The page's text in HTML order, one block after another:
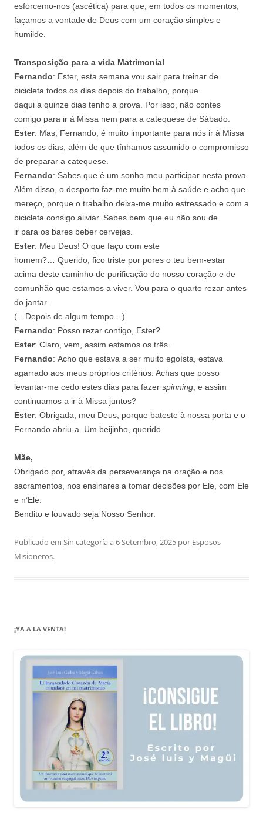
esforcemo-nos (ascética) para que, em todos os momentos,
façamos a vontade de Deus com um coração simples e
humilde.
Transposição para a vida Matrimonial
Fernando: Ester, esta semana vou sair para treinar de
bicicleta todos os dias depois do trabalho, porque
daqui a quinze dias tenho a prova. Por isso, não contes
comigo para ir à Missa nem para a catequese de Sábado.
Ester: Mas, Fernando, é muito importante para nós ir à Missa
todos os dias, além de que tínhamos assumido o compromisso
de preparar a catequese.
Fernando: Sabes que é um sonho meu participar nesta prova.
Além disso, o desporto faz-me muito bem à saúde e acho que
mereço, porque o trabalho deixa-me muito estressado e com a
bicicleta consigo aliviar. Sabes bem que eu não sou de
ir para os bares beber cervejas.
Ester: Meu Deus! O que faço com este
homem?… Querido, fico triste por pores o teu bem-estar
acima deste caminho de purificação do nosso coração e de
comunhão que estamos a viver. Vou para o quarto rezar antes
do jantar.
(…Depois de algum tempo…)
Fernando: Posso rezar contigo, Ester?
Ester: Claro, vem, assim estamos os três.
Fernando: Acho que estava a ser muito egoísta, estava
agarrado aos meus próprios critérios. Achas que posso
levantar-me cedo estes dias para fazer spinning , e assim
continuamos a ir à Missa juntos?
Ester: Obrigada, meu Deus, porque bateste à nossa porta e o
Fernando abriu-a. Um beijinho, querido.
Mãe,
Obrigado por, através da perseverança na oração e nos
sacramentos, nos ensinares a tomar decisões por Ele, com Ele
e n’Ele.
Bendito e louvado seja Nosso Senhor.
Publicado em Sin categoría a 6 Setembro, 2025 por Esposos
Misioneros.
¡YA A LA VENTA!